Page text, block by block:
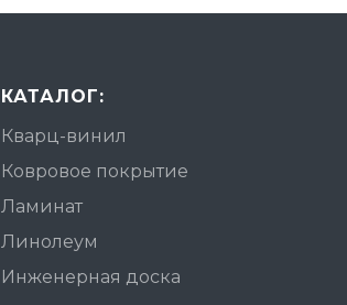
КАТАЛОГ:
Кварц-винил
Ковровое покрытие
Ламинат
Линолеум
Инженерная доска